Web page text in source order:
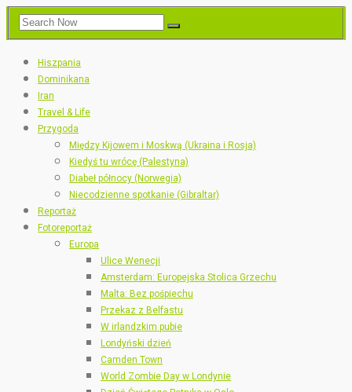
Hiszpania
Dominikana
Iran
Travel & Life
Przygoda
Między Kijowem i Moskwą (Ukraina i Rosja)
Kiedyś tu wrócę (Palestyna)
Diabeł północy (Norwegia)
Niecodzienne spotkanie (Gibraltar)
Reportaż
Fotoreportaż
Europa
Ulice Wenecji
Amsterdam: Europejska Stolica Grzechu
Malta: Bez pośpiechu
Przekaz z Belfastu
W irlandzkim pubie
Londyński dzień
Camden Town
World Zombie Day w Londynie